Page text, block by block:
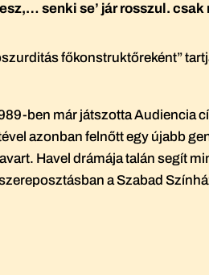
senki se’ jár rosszul.
főkonstruktőreként”
ben már játszotta Audiencia
azonban felnőtt egy újabb
Havel drámája talán segít
a Szabad